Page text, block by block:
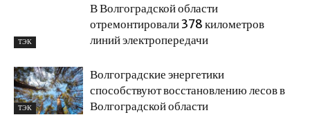
ТЭК
В Волгоградской области
отремонтировали 378 километров
линий электропередачи
ТЭК
Волгоградские энергетики
способствуют восстановлению лесов в
Волгоградской области